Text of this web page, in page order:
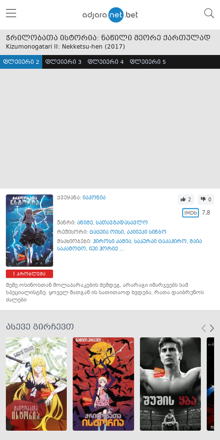
ჭრილობათა ისტორია: ნაწილი მეორე ქართულად
Kizumonogatari II: Nekketsu-hen (2017)
ფლეიერი 2 ფლეიერი 3 ფლეიერი 4 ფლეიერი 5
პრობლემა
ქვეყანა: იაპონია 2 0
7.8
ჟანრი: ანიმე, სათავგადასავლო
რეჟისორი: ტაცუია ოისი, აკიიუკი სინბო
მსახიობები: ჰიროსი კამია, საკურაი ტაკაჰირო, მაია
საკამოტო, იუი ჰორიე ...
მემე ოსინოსთან მოლაპარაკების შემდეგ, არარაგი იმარჯვებს სამ
სპეციალისტზე. ყოველ მათგან ის სათითაოდ ხვდება, რათა დაიბრუნოს
ძალები
ასევე გირჩევთ